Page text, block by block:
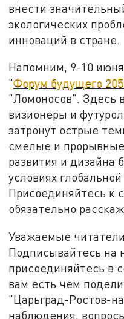
внести
экологических
инноваций в стране.
Напомним, 9-10
"Форум будущего
"Ломоносов". Здесь
визионеры и
затронут острые
смелые и
развития и дизайна
условиях
Присоединяйтесь к
обязательно
Уважаемые
Подписывайтесь на
присоединяйтесь в
вам есть чем
"Царьград-Ростов-
наблюдения,